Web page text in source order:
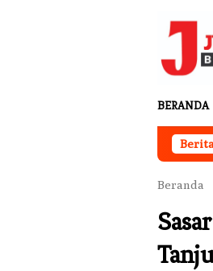
BERANDA
Kantor Koperasi Merah
Beranda